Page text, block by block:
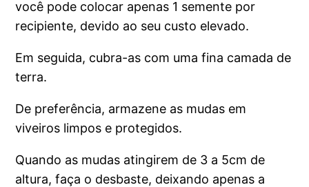
você pode colocar apenas 1 semente por
recipiente, devido ao seu custo elevado.
Em seguida, cubra-as com uma fina camada de
terra.
De preferência, armazene as mudas em
viveiros limpos e protegidos.
Quando as mudas atingirem de 3 a 5cm de
altura, faça o desbaste, deixando apenas a